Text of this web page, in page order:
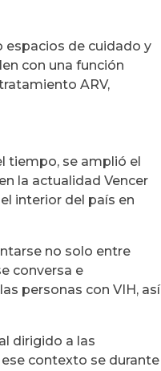
espacios de cuidado y
con una función
ARV,
tiempo, se amplió el
la actualidad Vencer
interior del país en
no solo entre
conversa e
personas con VIH, así
dirigido a las
contexto se durante